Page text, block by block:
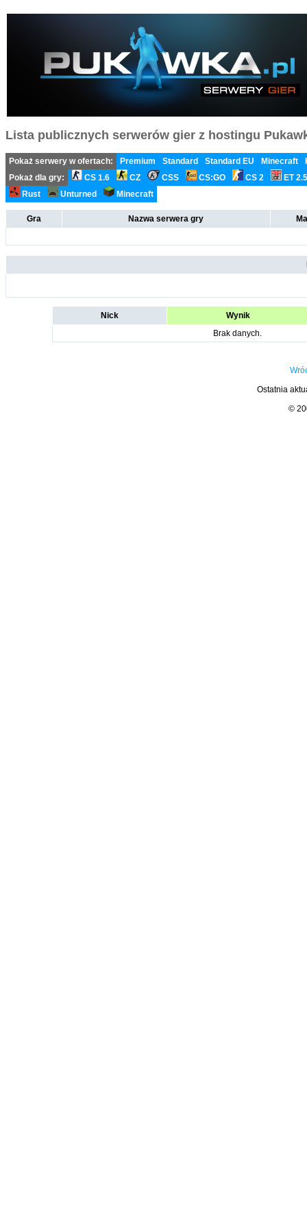
Lista publicznych serwerów gier z hostingu
Pokaż serwery w ofertach: Premium Standard Standard EU Minecraft
Pokaż dla gry:
CS 1.6 CZ CSS CS:GO CS 2
ET
Rust
Unturned Minecraft
Gra Nazwa serwera gry
Nick
Wynik
Brak danych.
Ostatnia
©